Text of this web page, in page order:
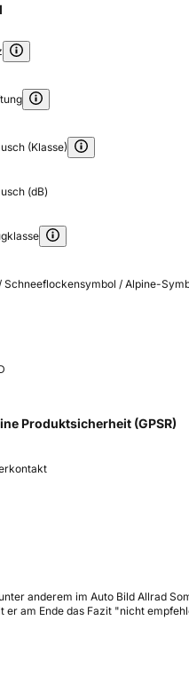
(Klasse)
(dB)
Schneeflockensymbol / Alpine-
Produktsicherheit (GPSR)
anderem im Auto Bild Allrad
am Ende das Fazit "nicht